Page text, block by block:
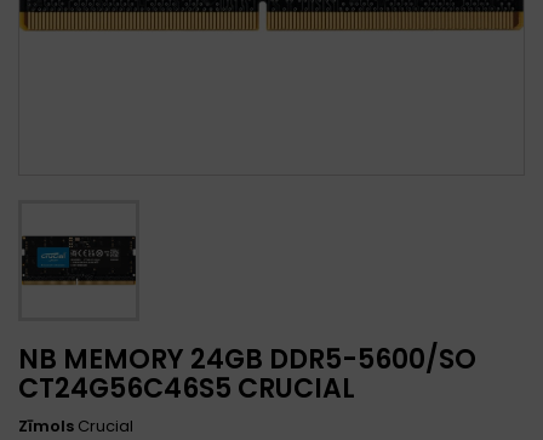
NB MEMORY 24GB DDR5-5600/SO
CT24G56C46S5 CRUCIAL
Zīmols Crucial